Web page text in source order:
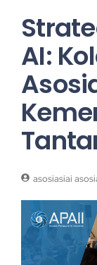
AI:
asosiasiai